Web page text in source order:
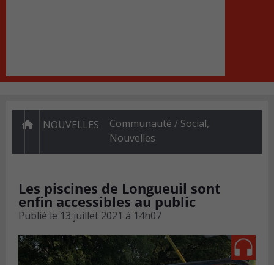
NOUVELLES Communauté / Social,
Nouvelles
Les piscines de Longueuil sont
enfin accessibles au public
Publié le 13 juillet 2021 à 14h07